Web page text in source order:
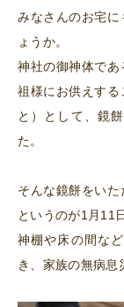
みなさんのお宅
ょうか。
神社の御神体で
祖様にお供えする
と）として、鏡
た。
そんな鏡餅をい
というのが1月11
神棚や床の間な
き、家族の無病息